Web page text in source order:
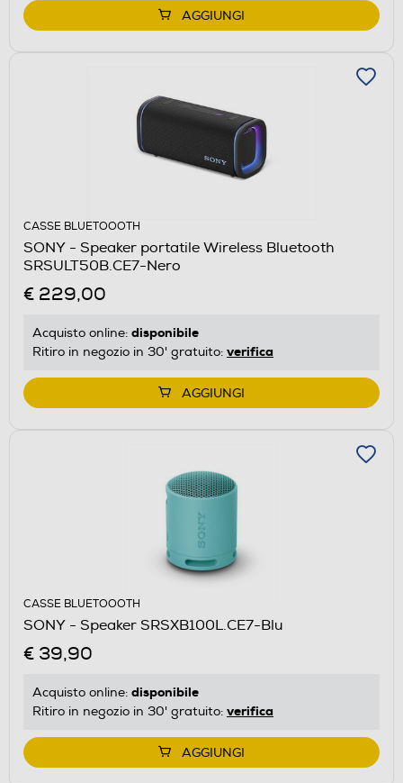
AGGIUNGI
CASSE BLUETOOOTH
SONY - Speaker portatile Wireless Bluetooth
SRSULT50B.CE7-Nero
€ 229,00
Acquisto online: disponibile
Ritiro in negozio in 30' gratuito: verifica
AGGIUNGI
CASSE BLUETOOOTH
SONY - Speaker SRSXB100L.CE7-Blu
€ 39,90
Acquisto online: disponibile
Ritiro in negozio in 30' gratuito: verifica
AGGIUNGI